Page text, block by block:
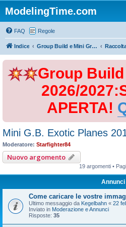
ModelingTime.com
FAQ Regole
Indice Group Build e Mini Group Build
Group
2026/
APERTA!
Mini G.B. Exotic Planes
Moderatore: Starfighter84
Nuovo argomento
19 argomenti •
Annunci
Come caricare le vostre
Ultimo messaggio da Kegelbahn « 22
Inviato in Moderazione e Annunci
Risposte: 35